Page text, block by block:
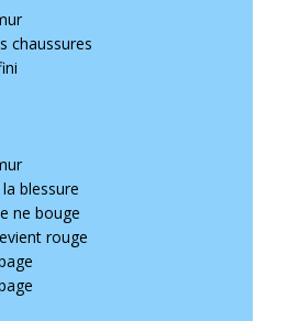
chaussures
blessure
ne bouge
rouge